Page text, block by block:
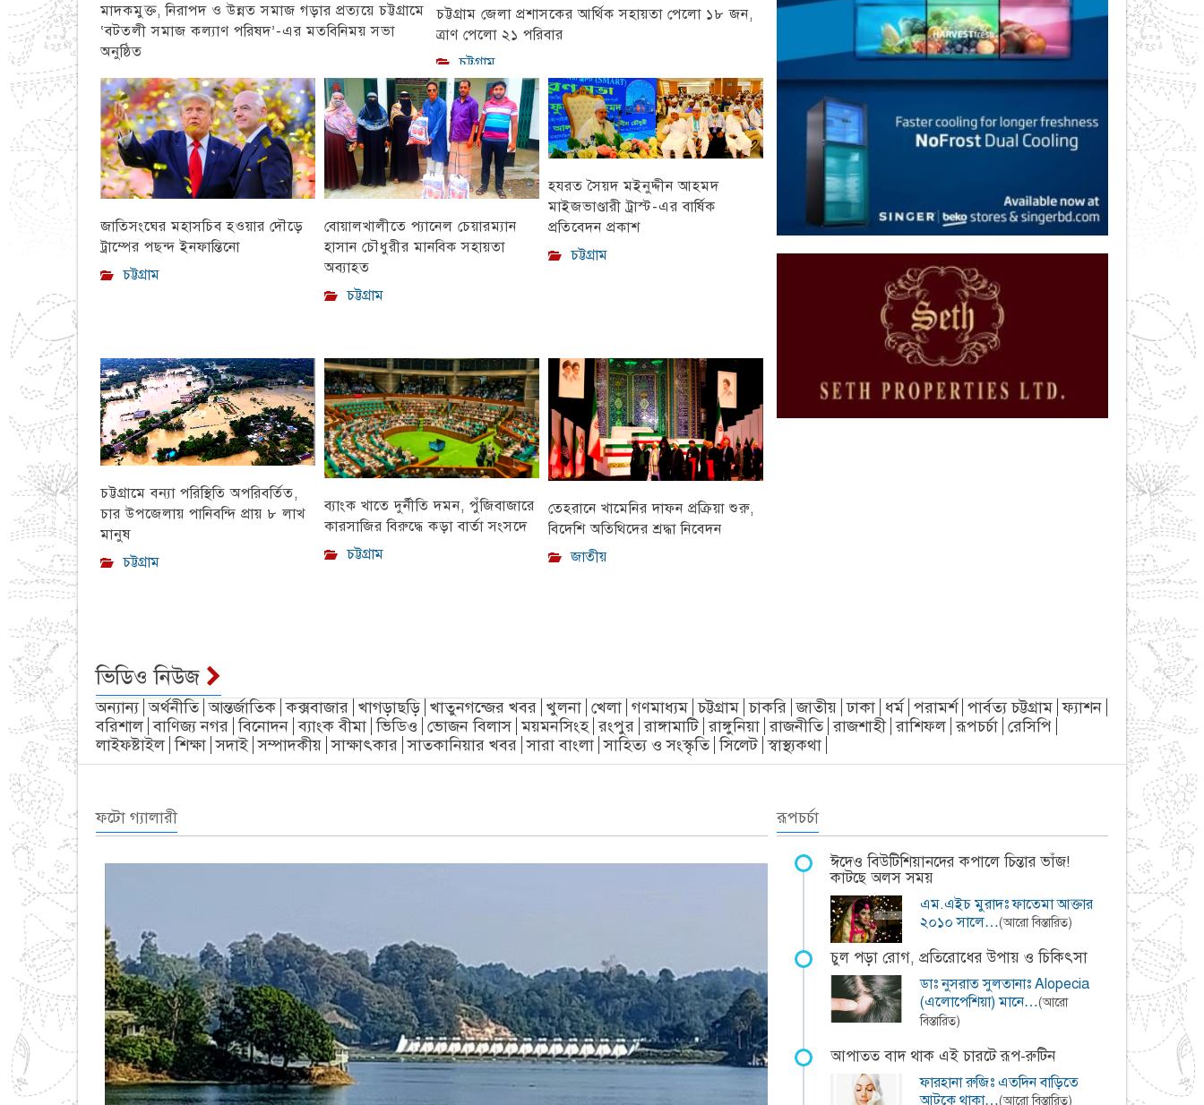
মাদকমুক্ত, নিরাপদ ও উন্নত সমাজ গড়ার প্রত্যয়ে চট্টগ্রামে
‘বটতলী সমাজ কল্যাণ পরিষদ’-এর মতবিনিময় সভা
অনুষ্ঠিত
চট্টগ্রাম
চট্টগ্রাম জেলা প্রশাসকের আর্থিক সহায়তা পেলো ১৮ জন,
ত্রাণ পেলো ২১ পরিবার
চট্টগ্রাম
জাতিসংঘের মহাসচিব হওয়ার দৌড়ে
ট্রাম্পের পছন্দ ইনফান্তিনো
চট্টগ্রাম
বোয়ালখালীতে প্যানেল চেয়ারম্যান
হাসান চৌধুরীর মানবিক সহায়তা
অব্যাহত
চট্টগ্রাম
হযরত সৈয়দ মইনুদ্দীন আহমদ
মাইজভাণ্ডারী ট্রাস্ট-এর বার্ষিক
প্রতিবেদন প্রকাশ
চট্টগ্রাম
চট্টগ্রামে বন্যা পরিস্থিতি অপরিবর্তিত,
চার উপজেলায় পানিবন্দি প্রায় ৮ লাখ
মানুষ
চট্টগ্রাম
ব্যাংক খাতে দুর্নীতি দমন, পুঁজিবাজারে
কারসাজির বিরুদ্ধে কড়া বার্তা সংসদে
চট্টগ্রাম
তেহরানে খামেনির দাফন প্রক্রিয়া শুরু,
বিদেশি অতিথিদের শ্রদ্ধা নিবেদন
জাতীয়
ভিডিও নিউজ
অন্যান্য অর্থনীতি আন্তর্জাতিক কক্সবাজার খাগড়াছড়ি খাতুনগন্জের খবর খুলনা খেলা গণমাধ্যম চট্টগ্রাম চাকরি জাতীয় ঢাকা ধর্ম পরামর্শ পার্বত্য চট্টগ্রাম ফ্যাশন
বরিশাল বাণিজ্য নগর বিনোদন ব্যাংক বীমা ভিডিও ভোজন বিলাস ময়মনসিংহ রংপুর রাঙ্গামাটি রাঙ্গুনিয়া রাজনীতি রাজশাহী রাশিফল রূপচর্চা রেসিপি
লাইফষ্টাইল শিক্ষা সদাই সম্পাদকীয় সাক্ষাৎকার সাতকানিয়ার খবর সারা বাংলা সাহিত্য ও সংস্কৃতি সিলেট স্বাস্থ্যকথা
ফটো গ্যালারী রূপচর্চা
ঈদেও বিউটিশিয়ানদের কপালে চিন্তার ভাঁজ!
কাটছে অলস সময়
এম.এইচ মুরাদঃ ফাতেমা আক্তার
২০১০ সালে…(আরো বিস্তারিত)
চুল পড়া রোগ, প্রতিরোধের উপায় ও চিকিৎসা
ডাঃ নুসরাত সুলতানাঃ Alopecia
(এলোপেশিয়া) মানে…(আরো
বিস্তারিত)
আপাতত বাদ থাক এই চারটে রূপ-রুটিন
ফারহানা রুজিঃ এতদিন বাড়িতে
আটকে থাকা…(আরো বিস্তারিত)